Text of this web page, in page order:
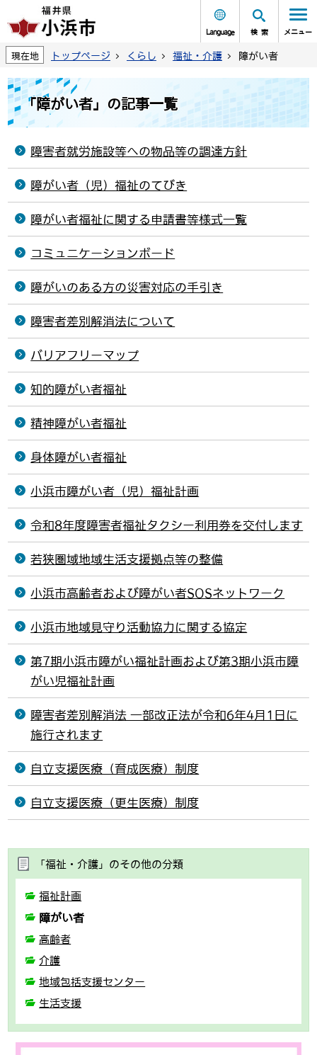
Language 検索 メニュー
現在地 トップページ くらし 福祉・介護 障がい者
「障がい者」の記事一覧
障害者就労施設等への物品等の調達方針
障がい者（児）福祉のてびき
障がい者福祉に関する申請書等様式一覧
コミュニケーションボード
障がいのある方の災害対応の手引き
障害者差別解消法について
バリアフリーマップ
知的障がい者福祉
精神障がい者福祉
身体障がい者福祉
小浜市障がい者（児）福祉計画
令和8年度障害者福祉タクシー利用券を交付します
若狭圏域地域生活支援拠点等の整備
小浜市高齢者および障がい者SOSネットワーク
小浜市地域見守り活動協力に関する協定
第7期小浜市障がい福祉計画および第3期小浜市障
がい児福祉計画
障害者差別解消法 一部改正法が令和6年4月1日に
施行されます
自立支援医療（育成医療）制度
自立支援医療（更生医療）制度
「福祉・介護」のその他の分類
福祉計画
障がい者
高齢者
介護
地域包括支援センター
生活支援